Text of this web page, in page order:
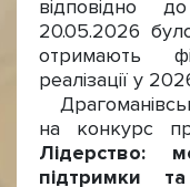
20.05.2026
отримають
реалізації у
на конкурс
Лідерство:
підтримки